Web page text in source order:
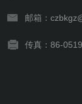
邮箱：
传真：86-